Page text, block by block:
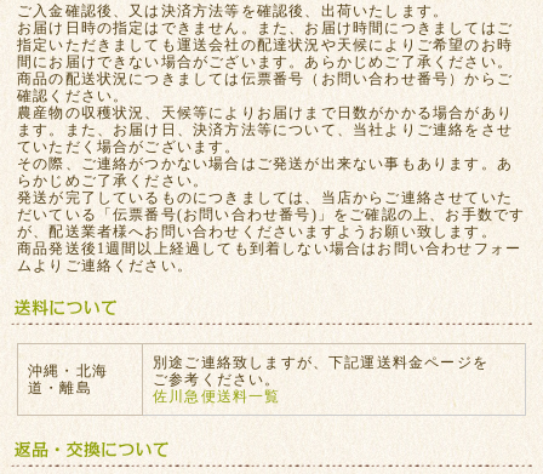
ご入金確認後、又は決済方法等を確認後、出荷いたします。
お届け日時の指定はできません。また、お届け時間につきましてはご
指定いただきましても運送会社の配達状況や天候によりご希望のお時
間にお届けできない場合がございます。あらかじめご了承ください。
商品の配送状況につきましては伝票番号（お問い合わせ番号）からご
確認ください。
農産物の収穫状況、天候等によりお届けまで日数がかかる場合があり
ます。また、お届け日、決済方法等について、当社よりご連絡をさせ
ていただく場合がございます。
その際、ご連絡がつかない場合はご発送が出来ない事もあります。あ
らかじめご了承ください。
発送が完了しているものにつきましては、当店からご連絡させていた
だいている「伝票番号(お問い合わせ番号)」をご確認の上、お手数です
が、配送業者様へお問い合わせくださいますようお願い致します。
商品発送後1週間以上経過しても到着しない場合はお問い合わせフォー
ムよりご連絡ください。
沖縄・北海
道・離島
別途ご連絡致しますが、下記運送料金ページを
ご参考ください。
佐川急便送料一覧